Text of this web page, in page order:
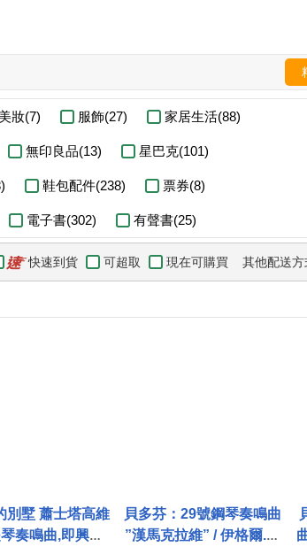
美妝(7) 服飾(27) 家居生活(88)
無印良品(13) 星巴克(101)
鞋包配件(238) 票券(8)
電子書(302) 有聲書(25)
快速到貨 可超取 現在可購買 其他配送方
別墅 蕭士塔高維
奏鳴曲,即興曲 /
貝多芬：29號鋼琴奏鳴曲
”漢馬克拉維” / 伊格爾.列